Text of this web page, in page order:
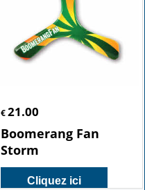
€21.00
Boomerang Fan
Storm
Cliquez ici